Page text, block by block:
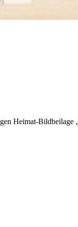
Heimat-Bildbeilage